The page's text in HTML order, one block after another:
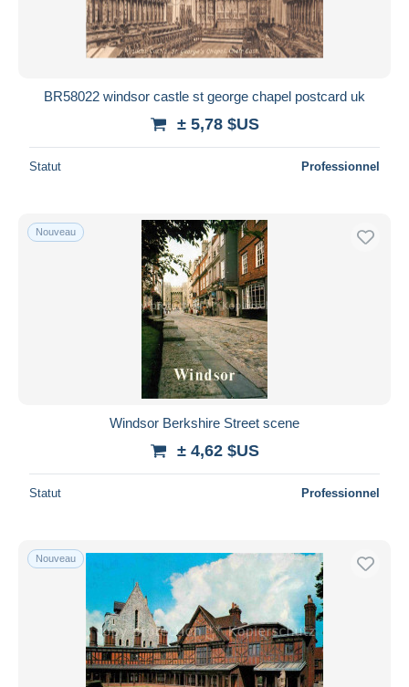
BR58022 windsor castle st george chapel postcard uk
± 5,78 $US
Statut Professionnel
Nouveau
Windsor Berkshire Street scene
± 4,62 $US
Statut Professionnel
Nouveau